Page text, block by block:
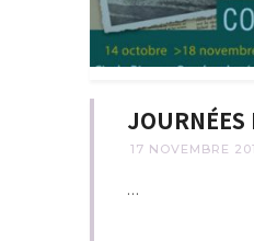
JOURNÉES
17 NOVEMBRE
…